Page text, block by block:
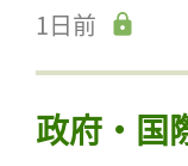
1日前
政府・国